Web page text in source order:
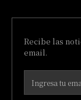
Recibe las
email.